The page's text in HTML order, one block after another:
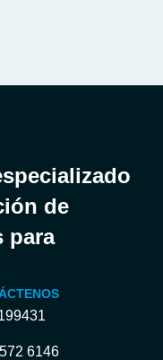
de
para
6146